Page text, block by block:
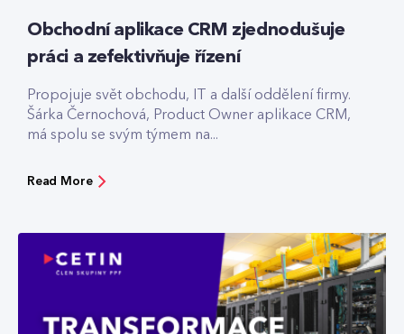
Obchodní aplikace CRM zjednodušuje
práci a zefektivňuje řízení
Propojuje svět obchodu, IT a další oddělení firmy.
Šárka Černochová, Product Owner aplikace CRM,
má spolu se svým týmem na...
Read More